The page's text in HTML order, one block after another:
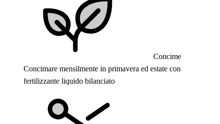
Concime
Concimare mensilmente in primavera ed estate con
fertilizzante liquido bilanciato